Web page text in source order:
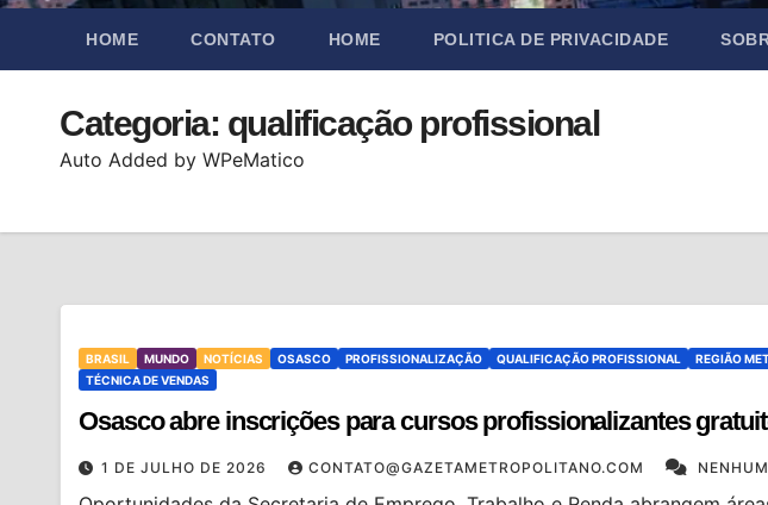
HOME CONTATO HOME POLITICA DE PRIVACIDADE
Categoria: qualificação profissional
Auto Added by WPeMatico
BRASIL MUNDO NOTÍCIAS OSASCO PROFISSIONALIZAÇÃO QUALIFICAÇÃO PROFISSIONAL REGIÃO
TÉCNICA DE VENDAS
Osasco abre inscrições para cursos profissionalizantes
1 DE JULHO DE 2026 CONTATO@GAZETAMETROPOLITANO.COM